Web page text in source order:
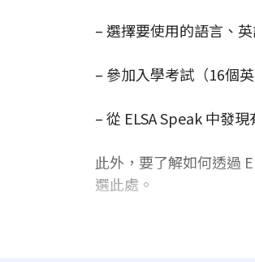
– 選擇要使用的語言、
– 參加入學考試（16個
– 從 ELSA Speak 中發
此外，要了解如何透過
選此處。